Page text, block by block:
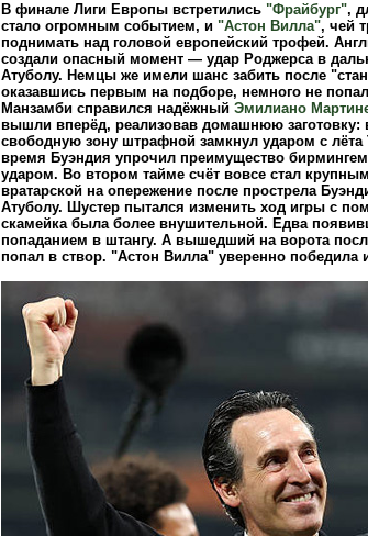
В финале Лиги Европы встретились "Фрайбург",
стало огромным событием, и "Астон Вилла", чей
поднимать над головой европейский трофей.
создали опасный момент — удар Роджерса в
Атуболу. Немцы же имели шанс забить после
оказавшись первым на подборе, немного не
Манзамби справился надёжный Эмилиано
вышли вперёд, реализовав домашнюю заготовку:
свободную зону штрафной замкнул ударом с
время Буэндия упрочил преимущество
ударом. Во втором тайме счёт вовсе стал
вратарской на опережение после прострела
Атуболу. Шустер пытался изменить ход игры с
скамейка была более внушительной. Едва
попаданием в штангу. А вышедший на ворота
попал в створ. "Астон Вилла" уверенно